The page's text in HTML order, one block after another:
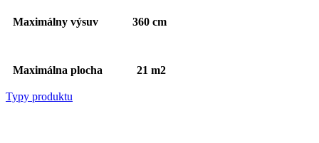
Maximálny výsuv 360 cm
Maximálna plocha 21 m2
Typy produktu